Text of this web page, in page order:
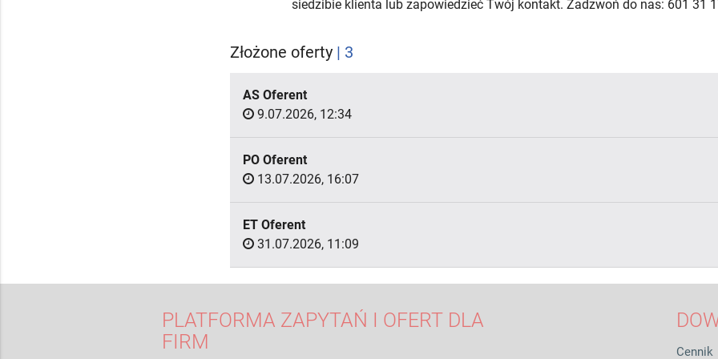
siedzibie klienta lub zapowiedzieć Twój kontakt. Zadzwoń do nas: 601 31
Złożone oferty | 3
AS Oferent
9.07.2026, 12:34
PO Oferent
13.07.2026, 16:07
ET Oferent
31.07.2026, 11:09
PLATFORMA ZAPYTAŃ I OFERT DLA
FIRM
Cennik